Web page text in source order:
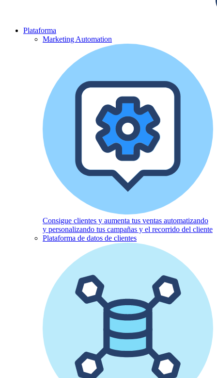
Plataforma
Marketing Automation
Consigue clientes y aumenta tus ventas automatizando
y personalizando tus campañas y el recorrido del cliente
Plataforma de datos de clientes